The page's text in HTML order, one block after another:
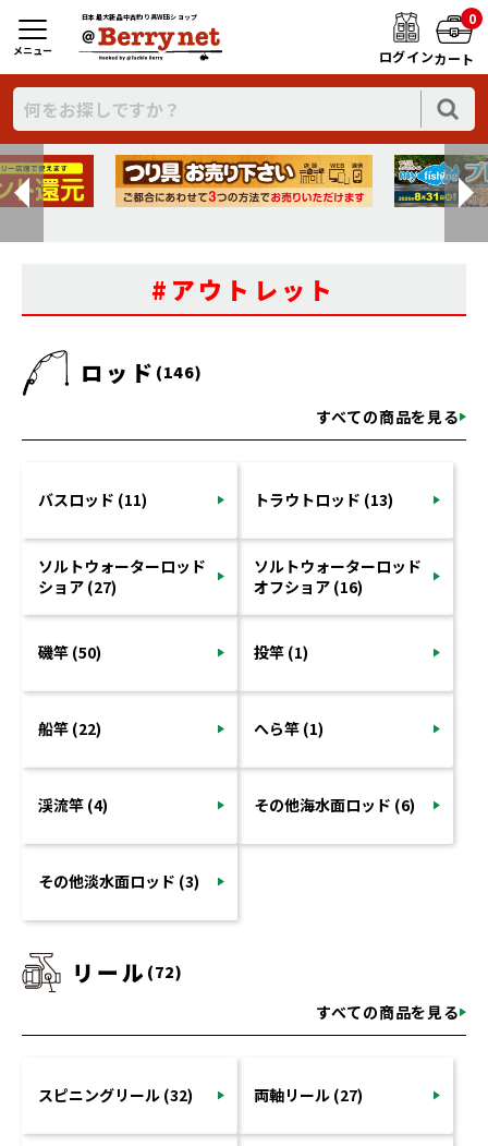
日本最大新品中古釣り具WEBショップ
ログイン
0
カート
メニュー
#アウトレット
ロッド (146)
すべての商品を見る
バスロッド (11) トラウトロッド (13)
ソルトウォーターロッド
ショア (27)
ソルトウォーターロッド
オフショア (16)
磯竿 (50) 投竿 (1)
船竿 (22) へら竿 (1)
渓流竿 (4) その他海水面ロッド (6)
その他淡水面ロッド (3)
リール (72)
すべての商品を見る
スピニングリール (32) 両軸リール (27)